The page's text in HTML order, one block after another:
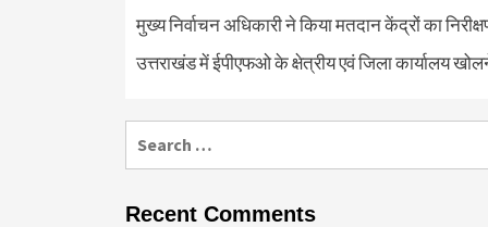
मुख्य निर्वाचन अधिकारी ने किया मतदान केंद्रों का
उत्तराखंड में ईपीएफओ के क्षेत्रीय एवं जिला कार्यालय
for:
Recent Comments